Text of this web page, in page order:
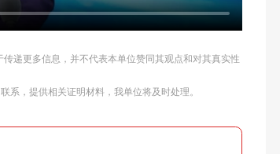
递更多信息，并不代表本单位赞同其观点和对其真实性
，提供相关证明材料，我单位将及时处理。